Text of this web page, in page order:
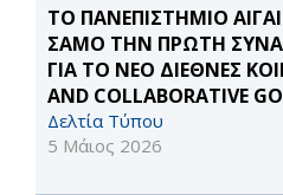
ΤΟ ΠΑΝΕΠΙΣΤΗΜΙΟ
ΣΑΜΟ ΤΗΝ ΠΡΩΤΗ
ΓΙΑ ΤΟ ΝΕΟ ΔΙΕΘΝΕΣ
AND COLLABORATIVE
Δελτία Τύπου
5 Μάιος 2026